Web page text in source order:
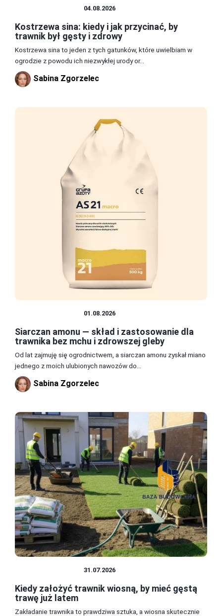
04.08.2026
Kostrzewa sina: kiedy i jak przycinać, by
trawnik był gęsty i zdrowy
Kostrzewa sina to jeden z tych gatunków, które uwielbiam w
ogrodzie z powodu ich niezwykłej urody or...
Sabina Zgorzelec
01.08.2026
Siarczan amonu — skład i zastosowanie dla
trawnika bez mchu i zdrowszej gleby
Od lat zajmuję się ogrodnictwem, a siarczan amonu zyskał miano
jednego z moich ulubionych nawozów do...
Sabina Zgorzelec
31.07.2026
Kiedy założyć trawnik wiosną, by mieć gęstą
trawę już latem
Zakładanie trawnika to prawdziwa sztuka, a wiosna skutecznie